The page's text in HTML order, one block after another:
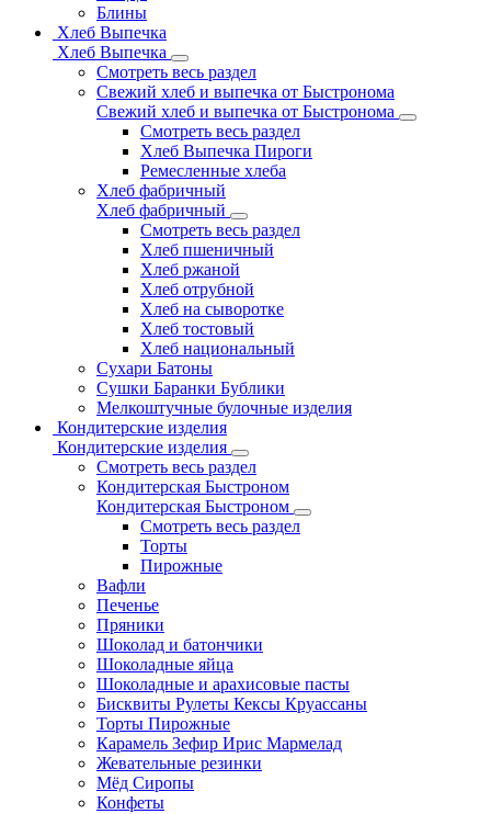
Блины
Хлеб Выпечка
Хлеб Выпечка
Смотреть весь раздел
Свежий хлеб и выпечка от Быстронома
Свежий хлеб и выпечка от Быстронома
Смотреть весь раздел
Хлеб Выпечка Пироги
Ремесленные хлеба
Хлеб фабричный
Хлеб фабричный
Смотреть весь раздел
Хлеб пшеничный
Хлеб ржаной
Хлеб отрубной
Хлеб на сыворотке
Хлеб тостовый
Хлеб национальный
Сухари Батоны
Сушки Баранки Бублики
Мелкоштучные булочные изделия
Кондитерские изделия
Кондитерские изделия
Смотреть весь раздел
Кондитерская Быстроном
Кондитерская Быстроном
Смотреть весь раздел
Торты
Пирожные
Вафли
Печенье
Пряники
Шоколад и батончики
Шоколадные яйца
Шоколадные и арахисовые пасты
Бисквиты Рулеты Кексы Круассаны
Торты Пирожные
Карамель Зефир Ирис Мармелад
Жевательные резинки
Мёд Сиропы
Конфеты